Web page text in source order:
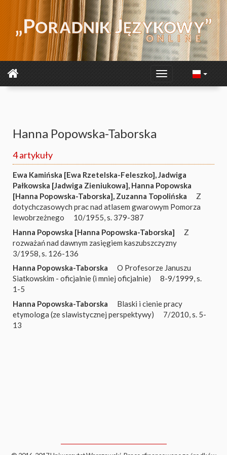
Hanna Popowska-Taborska
4 artykuły
Ewa Kamińska [Ewa Rzetelska-Feleszko],Jadwiga
Pałkowska [Jadwiga Zieniukowa], Hanna Popowska
[Hanna Popowska-Taborska], Zuzanna Topolińska
Z
dotychczasowych prac nad atlasem gwarowym Pomorza
lewobrzeżnego
10/1955, s. 379-387
Hanna Popowska [Hanna Popowska-Taborska]
Z
rozważań nad dawnym zasięgiem kaszubszczyzny
3/1958, s. 126-136
Hanna Popowska-Taborska
O Profesorze Januszu
Siatkowskim - oficjalnie (i mniej oficjalnie)
8-9/1999, s.
1-5
Hanna Popowska-Taborska
Blaski i cienie pracy
etymologa (ze slawistycznej perspektywy)
7/2010, s. 5-
13